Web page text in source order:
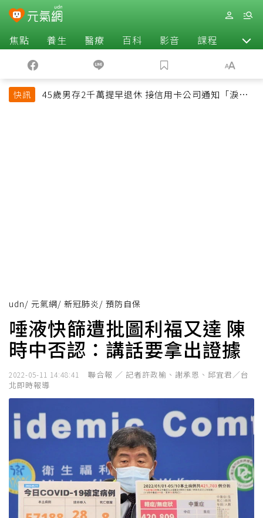
焦點 養生 醫療 百科 影音 課程 退休
快訊
45歲男存2千萬提早退休 接信用卡公司通知「淚回
udn/ 元氣網/ 新冠肺炎 / 預防自保
唾液快篩遭批圖利福又達 陳
時中否認：講話要拿出證據
2022-05-11 14:48:41
聯合報 ／ 記者許政榆、謝承恩、邱宜君／台
北即時報導